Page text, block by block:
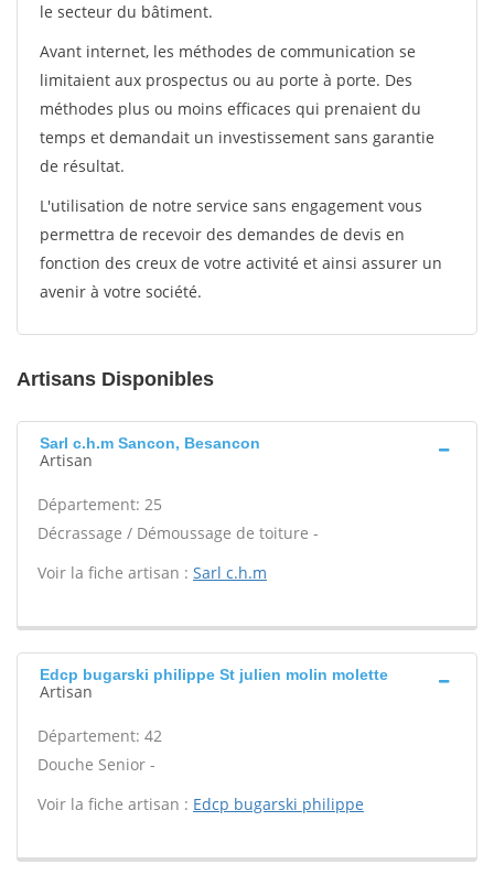
le secteur du bâtiment.
Avant internet, les méthodes de communication se
limitaient aux prospectus ou au porte à porte. Des
méthodes plus ou moins efficaces qui prenaient du
temps et demandait un investissement sans garantie
de résultat.
L'utilisation de notre service sans engagement vous
permettra de recevoir des demandes de devis en
fonction des creux de votre activité et ainsi assurer un
avenir à votre société.
Artisans Disponibles
Sarl c.h.m Sancon, Besancon
Artisan
Département: 25
Décrassage / Démoussage de toiture -
Voir la fiche artisan : Sarl c.h.m
Edcp bugarski philippe St julien molin molette
Artisan
Département: 42
Douche Senior -
Voir la fiche artisan : Edcp bugarski philippe